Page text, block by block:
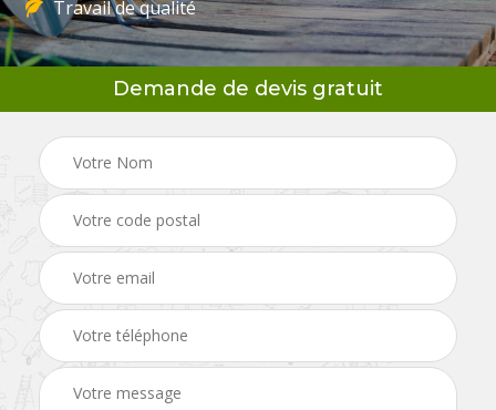
Travail de qualité
Demande de devis gratuit